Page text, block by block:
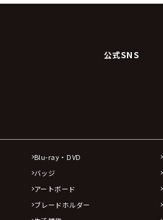
公式SNS
Blu-ray・DVD
バッジ
アートボード
ブレードホルダー